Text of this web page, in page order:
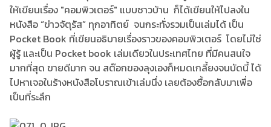
ให้เขียนเรื่อง "คอมพิวเตอร์" แบบชาวบ้าน ก็ได้เขียนให้ไปลงใน
หนังสือ “ข่าวจัตุรัส” ทุกอาทิตย์ จนกระทั่งรวมเป็นเล่มได้ เป็น
Pocket Book ที่เขียนอธิบายเรื่องราวของคอมพิวเตอร์ โดยไม่ใช่
ผู้รู้ และเป็น Pocket book เล่มเดียวในประเทศไทย ที่มีคนสนใจ
มากที่สุด ขายดีมาก จน สต๊อกของลุงเองก็หมดเกลี้ยงจนบัดนี้ ได้
ไปหาเจอในร้างหนังสือโบราณเข้าเล่มนึ่ง เลยต้องซื้อกลับมาเพื่อ
เป็นที่ระลึก